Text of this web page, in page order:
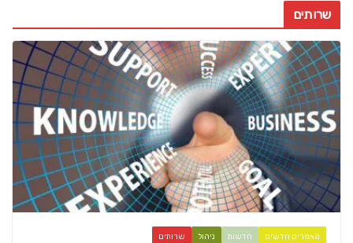
שרותים
מאמרים חדשים חדשות ניהול שרותים